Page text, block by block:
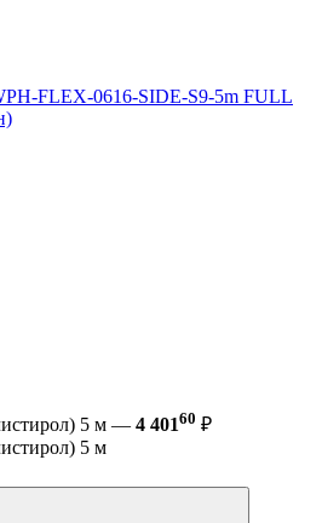
FLEX-0616-SIDE-S9-5m FULL
5 м — 4 40160 ₽
5 м